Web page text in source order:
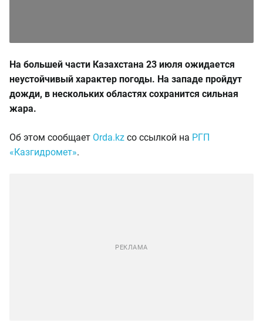
На большей части Казахстана 23 июля ожидается
неустойчивый характер погоды. На западе пройдут
дожди, в нескольких областях сохранится сильная
жара.
Об этом сообщает Orda.kz со ссылкой на РГП
«Казгидромет».